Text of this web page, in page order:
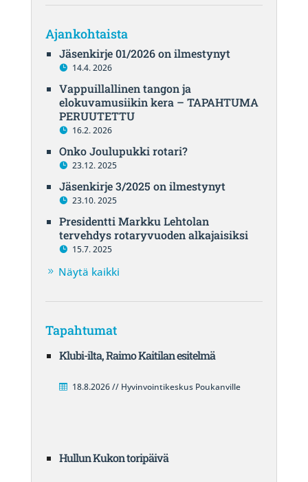
Ajankohtaista
Jäsenkirje 01/2026 on ilmestynyt
14.4. 2026
Vappuillallinen tangon ja
elokuvamusiikin kera – TAPAHTUMA
PERUUTETTU
16.2. 2026
Onko Joulupukki rotari?
23.12. 2025
Jäsenkirje 3/2025 on ilmestynyt
23.10. 2025
Presidentti Markku Lehtolan
tervehdys rotaryvuoden alkajaisiksi
15.7. 2025
Näytä kaikki
Tapahtumat
Klubi-ilta, Raimo Kaitilan esitelmä
18.8.2026 // Hyvinvointikeskus Poukanville
Hullun Kukon toripäivä